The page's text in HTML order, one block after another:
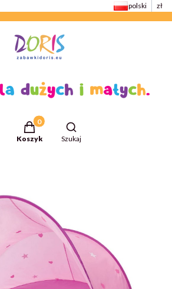
polski zł
Produkty w koszyku: 0. Zobacz
Koszyk
Otwórz wyszukiwarkę
Szukaj